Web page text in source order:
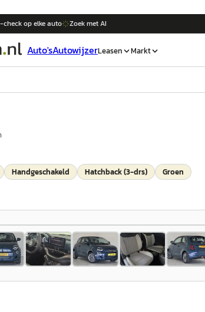
op elkeauto Zoek met AI
Auto'sAutowijzerLeasen Markt
Handgeschakeld Hatchback (3-drs) Groen